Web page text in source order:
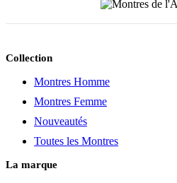
Collection
Montres Homme
Montres Femme
Nouveautés
Toutes les Montres
La marque